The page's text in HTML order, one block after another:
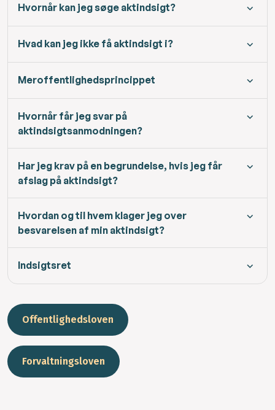
Hvornår kan jeg søge aktindsigt?
Hvad kan jeg ikke få aktindsigt i?
Meroffentlighedsprincippet
Hvornår får jeg svar på
aktindsigtsanmodningen?
Har jeg krav på en begrundelse, hvis jeg får
afslag på aktindsigt?
Hvordan og til hvem klager jeg over
besvarelsen af min aktindsigt?
Indsigtsret
Offentlighedsloven
Forvaltningsloven